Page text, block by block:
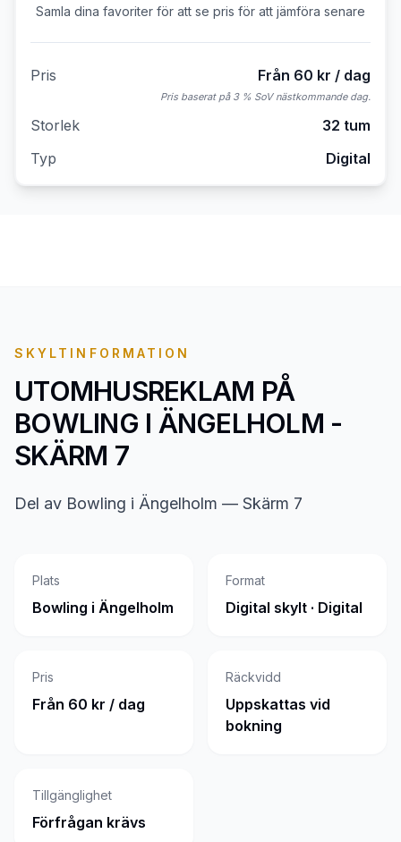
Samla dina favoriter för att se pris för att jämföra senare
Pris Från 60 kr / dag
Pris baserat på 3 % SoV nästkommande dag.
Storlek
32 tum
Typ
Digital
SKYLTINFORMATION
UTOMHUSREKLAM PÅ
BOWLING I ÄNGELHOLM -
SKÄRM 7
Del av Bowling i Ängelholm — Skärm 7
Plats
Bowling i Ängelholm
Format
Digital skylt · Digital
Pris
Från 60 kr / dag
Räckvidd
Uppskattas vid
bokning
Tillgänglighet
Förfrågan krävs